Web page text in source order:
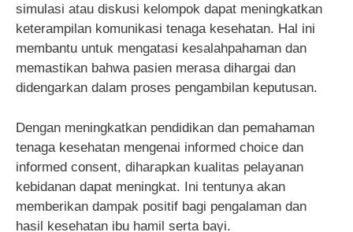
simulasi atau diskusi kelompok dapat meningkatkan
keterampilan komunikasi tenaga kesehatan. Hal ini
membantu untuk mengatasi kesalahpahaman dan
memastikan bahwa pasien merasa dihargai dan
didengarkan dalam proses pengambilan keputusan.
Dengan meningkatkan pendidikan dan pemahaman
tenaga kesehatan mengenai informed choice dan
informed consent, diharapkan kualitas pelayanan
kebidanan dapat meningkat. Ini tentunya akan
memberikan dampak positif bagi pengalaman dan
hasil kesehatan ibu hamil serta bayi.